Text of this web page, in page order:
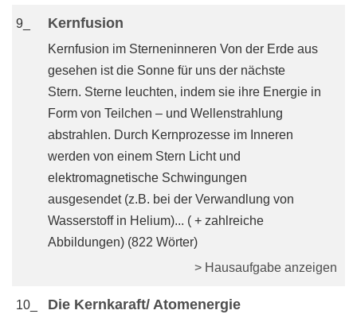
9_ Kernfusion
Kernfusion im Sterneninneren Von der Erde aus
gesehen ist die Sonne für uns der nächste
Stern. Sterne leuchten, indem sie ihre Energie in
Form von Teilchen – und Wellenstrahlung
abstrahlen. Durch Kernprozesse im Inneren
werden von einem Stern Licht und
elektromagnetische Schwingungen
ausgesendet (z.B. bei der Verwandlung von
Wasserstoff in Helium)... ( + zahlreiche
Abbildungen) (822 Wörter)
> Hausaufgabe anzeigen
10_ Die Kernkaraft/ Atomenergie